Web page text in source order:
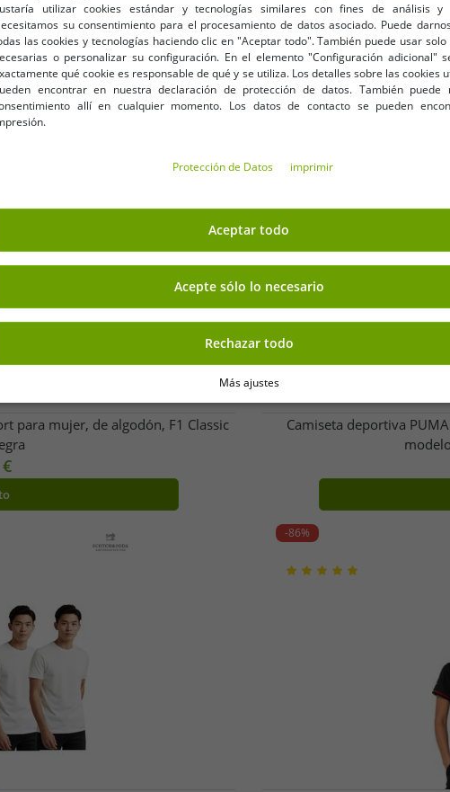
MÁS ARTÍCULOS CON DESCUENTO
para mujer, de algodón, F1 Classic
-86%
Camiseta deportiva
-86%
utilizar cookies estándar y tecnologías similares con fines de análisis y
su consentimiento para el procesamiento de datos asociado. Puede
las cookies y tecnologías haciendo clic en "Aceptar todo". También puede usar solo
o personalizar su configuración. En el elemento "Configuración adicional"
qué cookie es responsable de qué y se utiliza. Los detalles sobre las cookies
encontrar en nuestra declaración de protección de datos. También puede
allí en cualquier momento. Los datos de contacto se pueden
Protección de Datos imprimir
Aceptar todo
Acepte sólo lo necesario
Rechazar todo
Más ajustes